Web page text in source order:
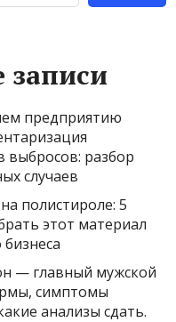
записи
предприятию
выбросов: разбор
случаев
полистироле: 5
этот материал
— главный мужской
симптомы
анализы сдать.